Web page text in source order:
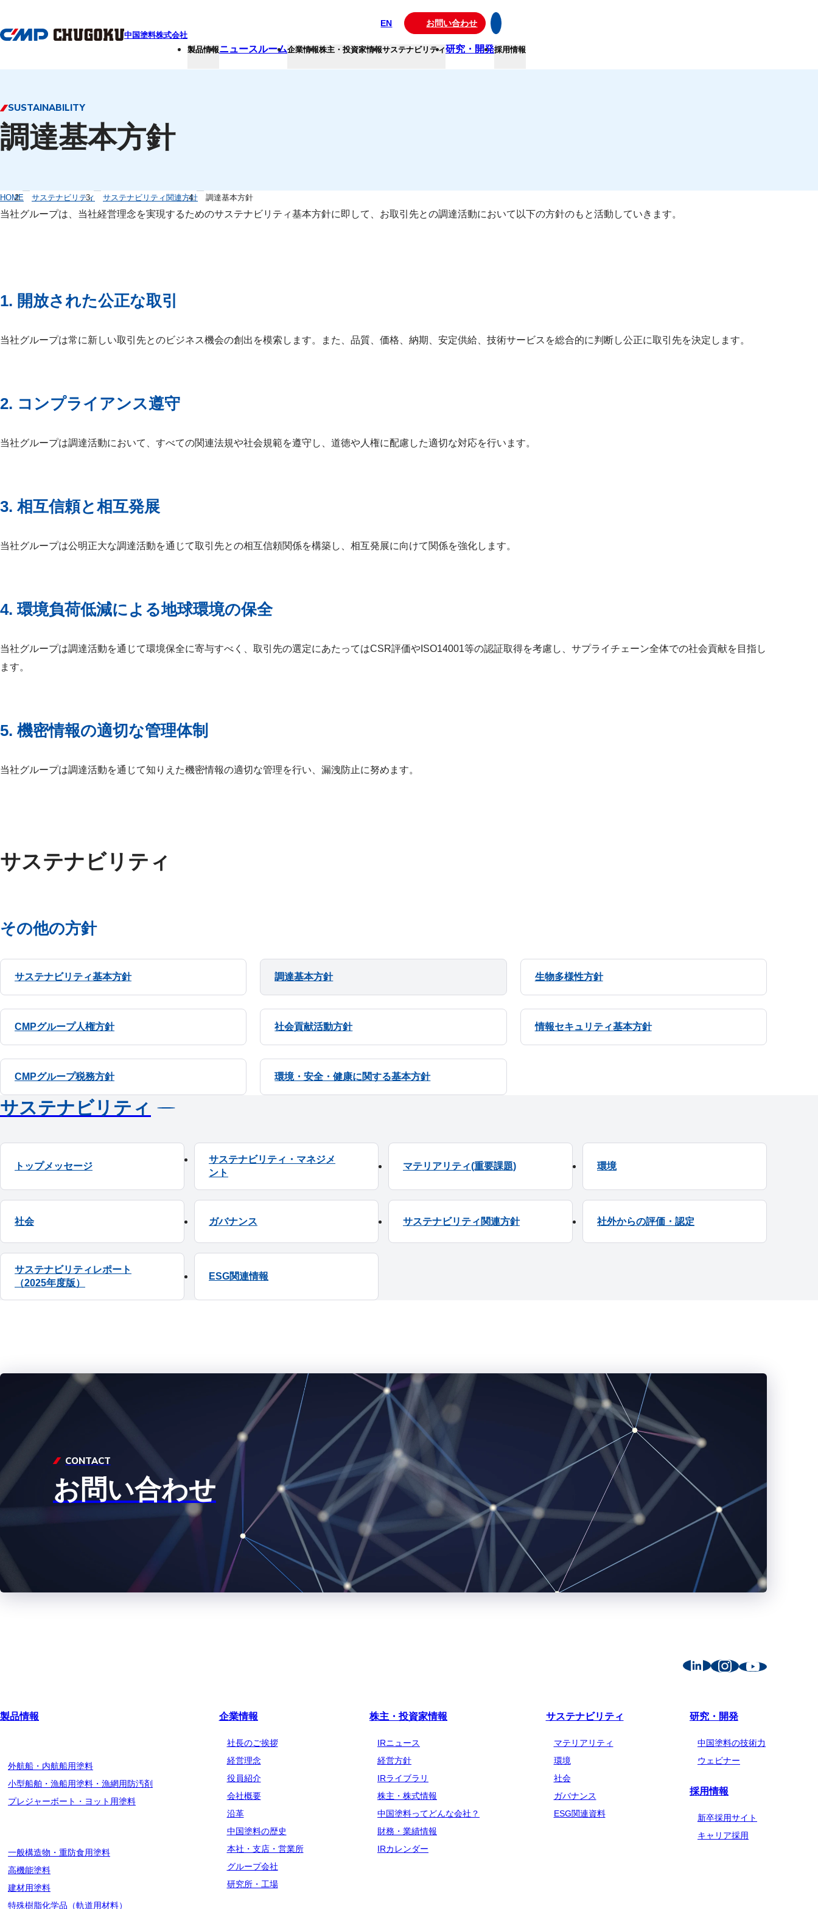
中国塗料株式会社
EN お問い合わせ
製品情報ニュースルーム企業情報株主・投資家情報サステナビリティ研究・開発採用情報
SUSTAINABILITY
調達基本方針
HOME サステナビリティ サステナビリティ関連方針 調達基本方針
当社グループは、当社経営理念を実現するためのサステナビリティ基本方針に即して、お取引先との調達活動において以下の方針のもと活動していきます。
1. 開放された公正な取引
当社グループは常に新しい取引先とのビジネス機会の創出を模索します。また、品質、価格、納期、安定供給、技術サービスを総合的に判断し公正に取引先を決定します。
2. コンプライアンス遵守
当社グループは調達活動において、すべての関連法規や社会規範を遵守し、道徳や人権に配慮した適切な対応を行います。
3. 相互信頼と相互発展
当社グループは公明正大な調達活動を通じて取引先との相互信頼関係を構築し、相互発展に向けて関係を強化します。
4. 環境負荷低減による地球環境の保全
当社グループは調達活動を通じて環境保全に寄与すべく、取引先の選定にあたってはCSR評価やISO14001等の認証取得を考慮し、サプライチェーン全体での社会貢献を目指し
ます。
5. 機密情報の適切な管理体制
当社グループは調達活動を通じて知りえた機密情報の適切な管理を行い、漏洩防止に努めます。
サステナビリティ
その他の方針
サステナビリティ基本方針 調達基本方針 生物多様性方針
CMPグループ人権方針 社会貢献活動方針 情報セキュリティ基本方針
CMPグループ税務方針 環境・安全・健康に関する基本方針
サステナビリティ
トップメッセージ
サステナビリティ・マネジメ
ント
マテリアリティ(重要課題) 環境
社会 ガバナンス サステナビリティ関連方針 社外からの評価・認定
サステナビリティレポート
（2025年度版）
ESG関連情報
CONTACT
お問い合わせ
製品情報
外航船・内航船用塗料
小型船舶・漁船用塗料・漁網用防汚剤
プレジャーボート・ヨット用塗料
一般構造物・重防食用塗料
高機能塗料
建材用塗料
特殊樹脂化学品（軌道用材料）
企業情報
社長のご挨拶
経営理念
役員紹介
会社概要
沿革
中国塗料の歴史
本社・支店・営業所
グループ会社
研究所・工場
株主・投資家情報
IRニュース
経営方針
IRライブラリ
株主・株式情報
中国塗料ってどんな会社？
財務・業績情報
IRカレンダー
サステナビリティ
マテリアリティ
環境
社会
ガバナンス
ESG関連資料
研究・開発
中国塗料の技術力
ウェビナー
採用情報
新卒採用サイト
キャリア採用